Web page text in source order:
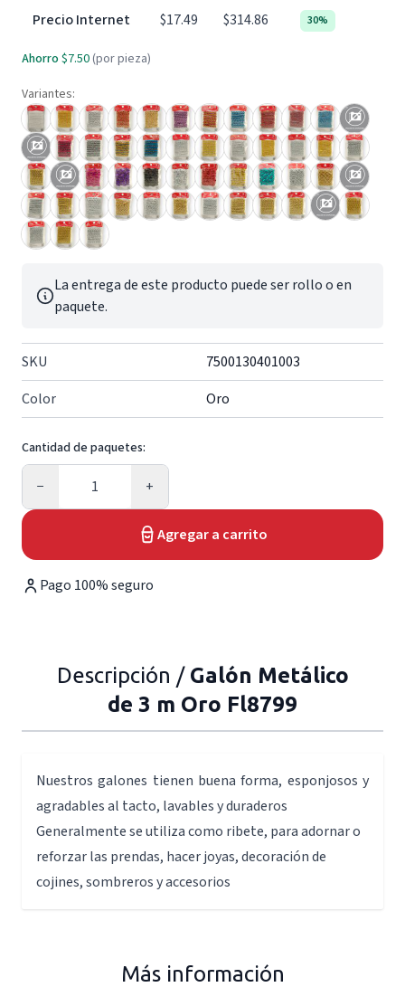
Precio Internet $17.49 $314.86 30%
Ahorro $7.50 (por pieza)
Variantes:
La entrega de este producto puede ser rollo o en
paquete.
SKU
7500130401003
Color
Oro
Cantidad de paquetes:
−
Cantidad
+
Agregar a carrito
Pago 100% seguro
Descripción / Galón Metálico
de 3 m Oro Fl8799
Nuestros galones tienen buena forma, esponjosos y
agradables al tacto, lavables y duraderos
Generalmente se utiliza como ribete, para adornar o
reforzar las prendas, hacer joyas, decoración de
cojines, sombreros y accesorios
Más información